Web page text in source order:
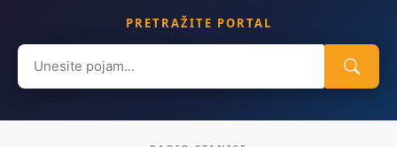
PRETRAŽITE PORTAL
Search
for: